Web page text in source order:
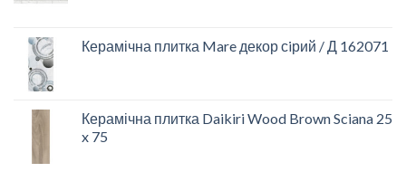
Керамічна плитка Mare декор сiрий / Д 162071
Керамічна плитка Daikiri Wood Brown Sciana 25
x 75